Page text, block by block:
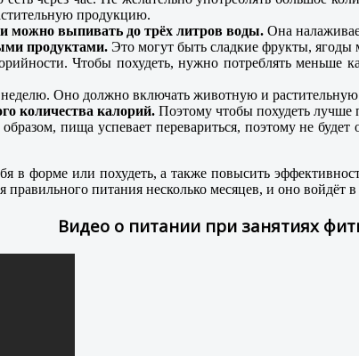
продукцию.
можно выпивать до трёх литров воды. Она
продуктами. Это могут быть сладкие фрукты, ягоды
Чтобы похудеть, нужно потреблять
неделю. Оно должно включать животную и
количества калорий. Поэтому чтобы похудеть
пища успевает перевариться, поэтому не
в форме или похудеть, а также повысить
правильного питания несколько месяцев, и оно войдёт
Видео о питании при занятиях